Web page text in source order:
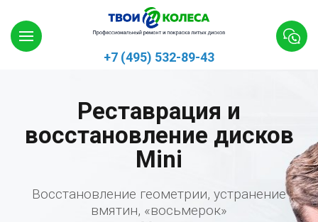
+7 (495) 532-89-43
Реставрация и
восстановление дисков
Mini
Восстановление геометрии, устранение
вмятин, «восьмерок»